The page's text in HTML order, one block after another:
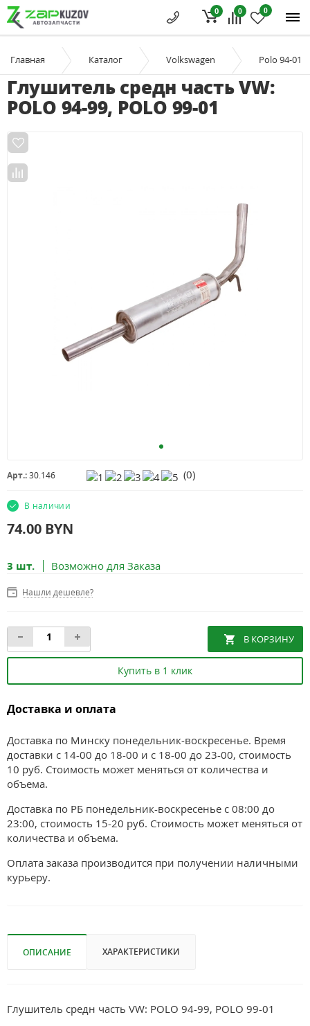
0 0
0
Главная Каталог Volkswagen Polo 94-01
Глушитель средн часть VW:
POLO 94-99, POLO 99-01
Арт.:30.146 (0)
В наличии
74.00 BYN
3 шт. Возможно для Заказа
Нашли дешевле?
Купить в 1 клик
Доставка и оплата
Доставка по Минску понедельник-воскресенье. Время
доставки с 14-00 до 18-00 и с 18-00 до 23-00, стоимость
10 руб. Стоимость может меняться от количества и
объема.
Доставка по РБ понедельник-воскресенье с 08:00 до
23:00, стоимость 15-20 руб. Стоимость может меняться от
количества и объема.
Оплата заказа производится при получении наличными
курьеру.
ОПИСАНИЕ ХАРАКТЕРИСТИКИ
Глушитель средн часть VW: POLO 94-99, POLO 99-01